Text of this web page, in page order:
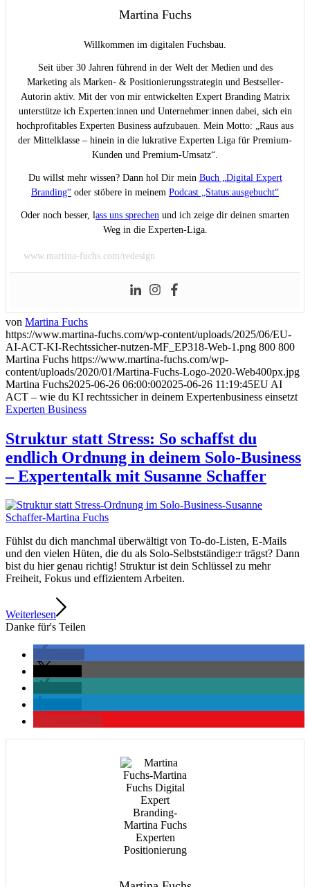
Martina Fuchs
Willkommen im digitalen Fuchsbau.
Seit über 30 Jahren führend in der Welt der Medien und des
Marketing als Marken- & Positionierungsstrategin und Bestseller-
Autorin aktiv. Mit der von mir entwickelten Expert Branding Matrix
unterstütze ich Experten:innen und Unternehmer:innen dabei, sich ein
hochprofitables Experten Business aufzubauen. Mein Motto: „Raus aus
der Mittelklasse – hinein in die lukrative Experten Liga für Premium-
Kunden und Premium-Umsatz“.
Du willst mehr wissen? Dann hol Dir mein Buch „Digital Expert
Branding“ oder stöbere in meinem Podcast „Status:ausgebucht“
Oder noch besser, lass uns sprechen und ich zeige dir deinen smarten
Weg in die Experten-Liga.
www.martina-fuchs.com/redesign
von Martina Fuchs
https://www.martina-fuchs.com/wp-content/uploads/2025/06/EU-
AI-ACT-KI-Rechtssicher-nutzen-MF_EP318-Web-1.png 800 800
Martina Fuchs https://www.martina-fuchs.com/wp-
content/uploads/2020/01/Martina-Fuchs-Logo-2020-Web400px.jpg
Martina Fuchs2025-06-26 06:00:002025-06-26 11:19:45EU AI
ACT – wie du KI rechtssicher in deinem Expertenbusiness einsetzt
Experten Business
Struktur statt Stress: So schaffst du
endlich Ordnung in deinem Solo-Business
– Expertentalk mit Susanne Schaffer
Fühlst du dich manchmal überwältigt von To-do-Listen, E-Mails
und den vielen Hüten, die du als Solo-Selbstständige:r trägst? Dann
bist du hier genau richtig! Struktur ist dein Schlüssel zu mehr
Freiheit, Fokus und effizientem Arbeiten.
Weiterlesen
Danke für's Teilen